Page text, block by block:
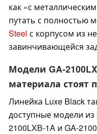
как «с
путать с полностью
Steel с корпусом из
завинчивающейся
Модели GA-
материала стоят
Линейка Luxe Black
доступные модели
2100LXB-1A и GA-